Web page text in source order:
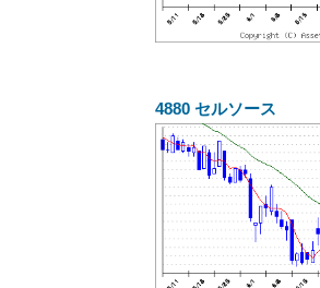
4880 セルソース